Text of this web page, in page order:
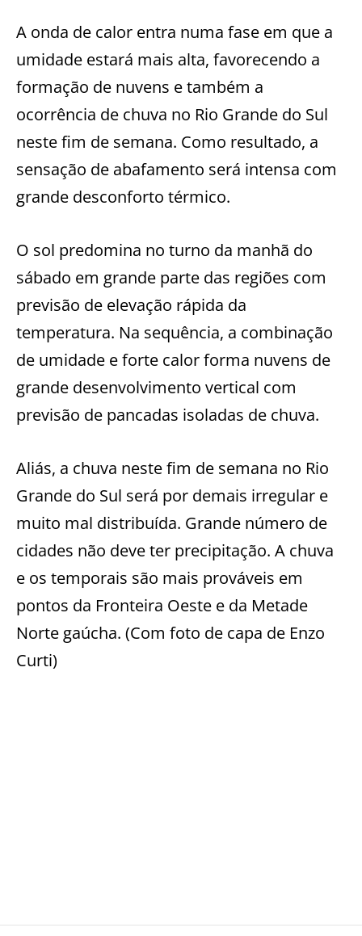
A onda de calor entra numa fase em que a
umidade estará mais alta, favorecendo a
formação de nuvens e também a
ocorrência de chuva no Rio Grande do Sul
neste fim de semana. Como resultado, a
sensação de abafamento será intensa com
grande desconforto térmico.
O sol predomina no turno da manhã do
sábado em grande parte das regiões com
previsão de elevação rápida da
temperatura. Na sequência, a combinação
de umidade e forte calor forma nuvens de
grande desenvolvimento vertical com
previsão de pancadas isoladas de chuva.
Aliás, a chuva neste fim de semana no Rio
Grande do Sul será por demais irregular e
muito mal distribuída. Grande número de
cidades não deve ter precipitação. A chuva
e os temporais são mais prováveis em
pontos da Fronteira Oeste e da Metade
Norte gaúcha. (Com foto de capa de Enzo
Curti)